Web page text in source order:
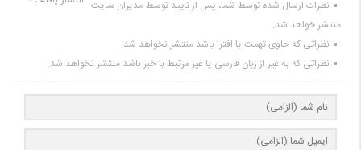
نظرات ارسال شده توسط شما، پس از تایید توسط مدیران سایت
منتشر خواهد شد.
نظراتی که حاوی تهمت یا افترا باشد منتشر نخواهد شد.
نظراتی که به غیر از زبان فارسی یا غیر مرتبط با خبر باشد منتشر نخواهد شد.